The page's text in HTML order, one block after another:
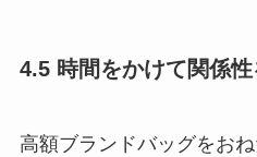
4.5 時間をかけて関係性
高額ブランドバッグをお